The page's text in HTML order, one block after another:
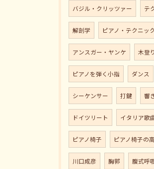
バジル・クリッツァー テ
解剖学 ピアノ・テクニッ
アンスガー・ヤンケ 木登り
ピアノを弾く小指 ダンス
シーケンサー 打鍵 響
ドイツリート イタリア歌
ピアノ椅子 ピアノ椅子の
川口成彦 胸郭 腹式呼